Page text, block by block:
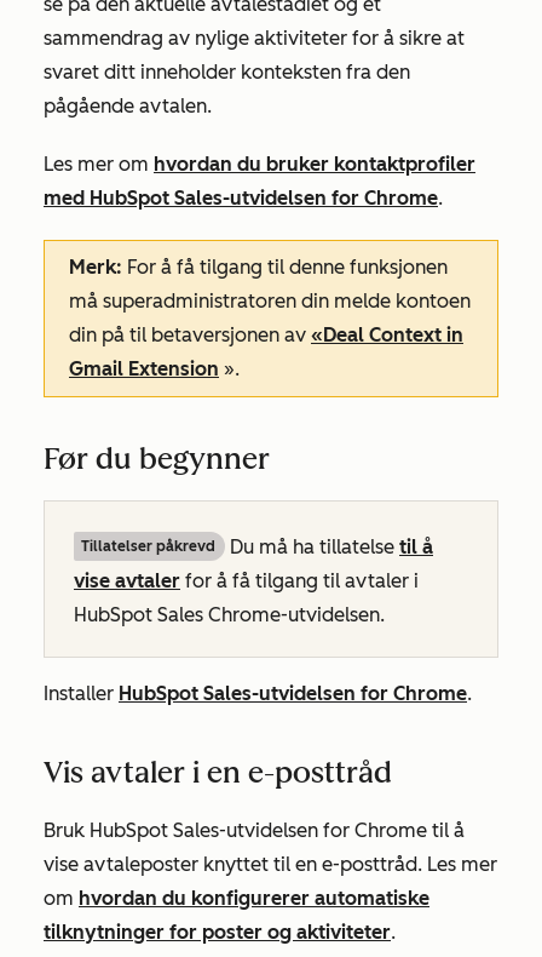
sammendrag av nylige aktiviteter for å sikre at
svaret ditt inneholder konteksten fra den
pågående avtalen.
Les mer om hvordan du bruker kontaktprofiler
med HubSpot Sales-utvidelsen for Chrome.
Merk: For å få tilgang til denne funksjonen
må superadministratoren din melde kontoen
din på til betaversjonen av «Deal Context in
Gmail Extension ».
Før du begynner
Tillatelser påkrevd Du må ha tillatelse til å
vise avtaler for å få tilgang til avtaler i
HubSpot Sales Chrome-utvidelsen.
Installer HubSpot Sales-utvidelsen for Chrome.
Vis avtaler i en e-posttråd
Bruk HubSpot Sales-utvidelsen for Chrome til å
vise avtaleposter knyttet til en e-posttråd. Les mer
om hvordan du konfigurerer automatiske
tilknytninger for poster og aktiviteter.